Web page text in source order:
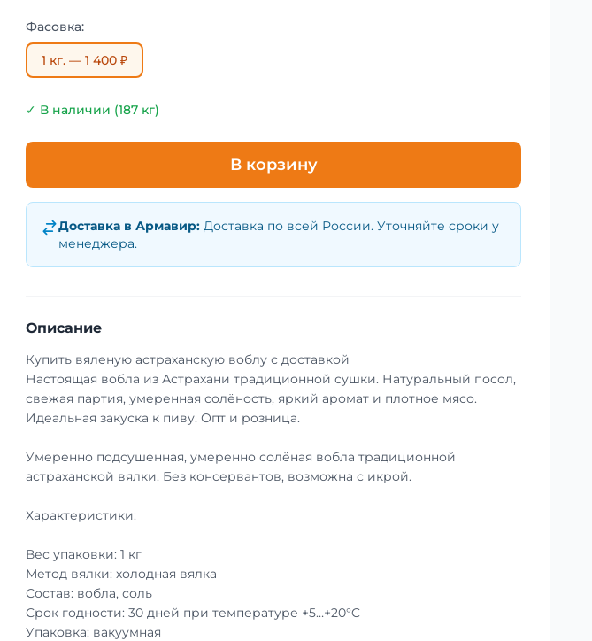
Фасовка:
1 кг. — 1 400 ₽
✓ В наличии (187 кг)
В корзину
Доставка в Армавир: Доставка по всей России. Уточняйте сроки у
менеджера.
Описание
Купить вяленую астраханскую воблу с доставкой
Настоящая вобла из Астрахани традиционной сушки. Натуральный посол,
свежая партия, умеренная солёность, яркий аромат и плотное мясо.
Идеальная закуска к пиву. Опт и розница.
Умеренно подсушенная, умеренно солёная вобла традиционной
астраханской вялки. Без консервантов, возможна с икрой.
Характеристики:
Вес упаковки: 1 кг
Метод вялки: холодная вялка
Состав: вобла, соль
Срок годности: 30 дней при температуре +5…+20°C
Упаковка: вакуумная